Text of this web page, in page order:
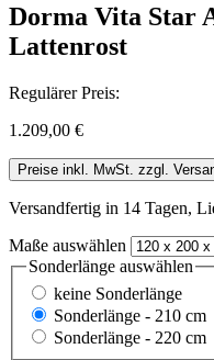
Dorma Vita Star
Lattenrost
Regulärer Preis:
1.209,00 €
Preise inkl. MwSt. zzgl.
Versandfertig in 14 Tagen,
Maße auswählen
Sonderlänge auswählen
keine Sonderlänge
Sonderlänge - 210 cm
Sonderlänge - 220 cm